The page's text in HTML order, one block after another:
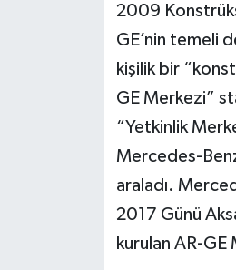
2009
GE’nin temeli
kişilik bir
GE Merkezi”
“Yetkinlik
Mercedes-Benz
araladı.
2017 Günü
kurulan AR-GE